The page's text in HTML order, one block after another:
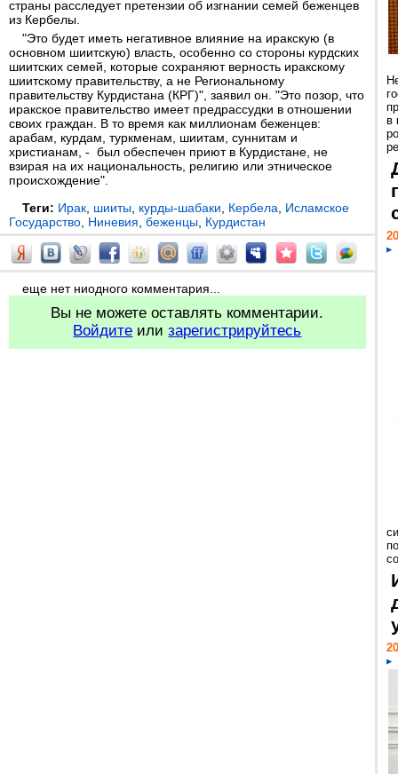
страны расследует претензии об изгнании семей беженцев
из Кербелы.
"Это будет иметь негативное влияние на иракскую (в
основном шиитскую) власть, особенно со стороны курдских
шиитских семей, которые сохраняют верность иракскому
шиитскому правительству, а не Региональному
правительству Курдистана (КРГ)", заявил он. "Это позор, что
иракское правительство имеет предрассудки в отношении
своих граждан. В то время как миллионам беженцев:
арабам, курдам, туркменам, шиитам, суннитам и
христианам, - был обеспечен приют в Курдистане, не
взирая на их национальность, религию или этническое
происхождение".
Теги: Ирак шииты курды-шабаки Кербела
Исламское
Государство Ниневия беженцы Курдистан
еще нет ниодного комментария...
Вы не можете оставлять комментарии.
Войдите илизарегистрируйтесь
в